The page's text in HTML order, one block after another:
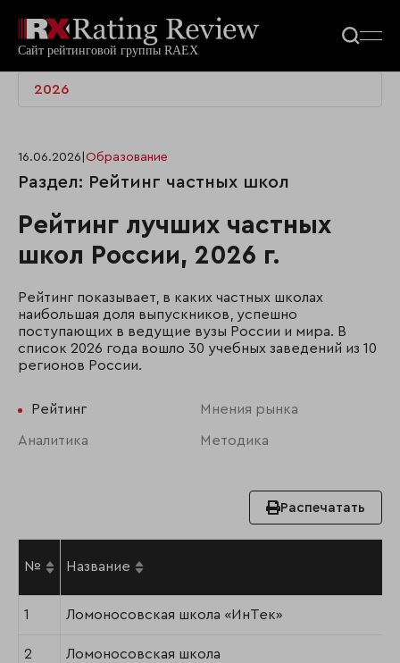
2026
16.06.2026 Образование
Раздел: Рейтинг частных школ
Рейтинг лучших частных
школ России, 2026 г.
Рейтинг показывает, в каких частных школах
наибольшая доля выпускников, успешно
поступающих в ведущие вузы России и мира. В
список 2026 года вошло 30 учебных заведений из 10
регионов России.
Рейтинг Мнения рынка
Аналитика Методика
Распечатать
№ Название
1 Ломоносовская школа «ИнТек»
2 Ломоносовская школа